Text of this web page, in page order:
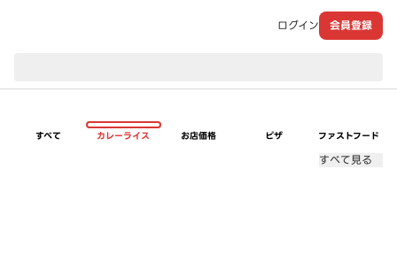
ログイン 会員登録
すべて カレーライス お店価格 ピザ ファストフード
すべて見る